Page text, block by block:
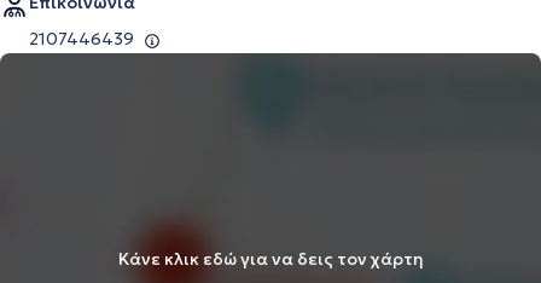
2107446439
Κάνε κλικ εδώ για να δεις τον χάρτη